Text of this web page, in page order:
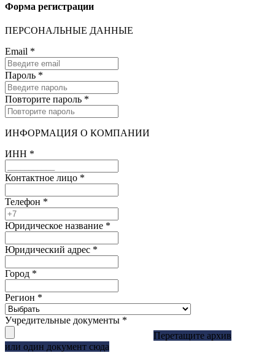
Форма регистрации
ПЕРСОНАЛЬНЫЕ ДАННЫЕ
Email *
Пароль *
Повторите пароль *
ИНФОРМАЦИЯ О КОМПАНИИ
ИНН *
Контактное лицо *
Телефон *
Юридическое название *
Юридический адрес *
Город *
Регион *
Учредительные документы *
Перетащите архив
или один документ сюда